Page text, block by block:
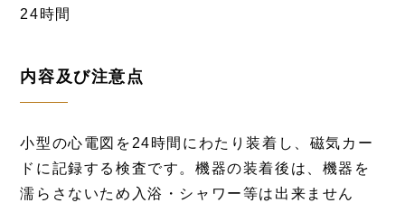
24時間
内容及び注意点
小型の心電図を24時間にわたり装着し、磁気カー
ドに記録する検査です。機器の装着後は、機器を
濡らさないため入浴・シャワー等は出来ません